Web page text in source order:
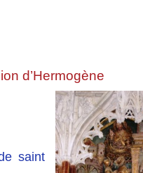
d’Hermogène
saint